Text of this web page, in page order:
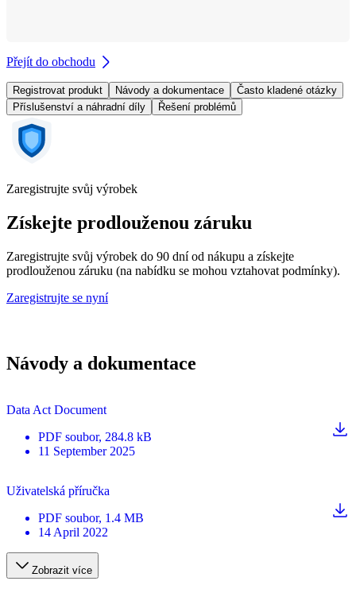
Přejít do obchodu
Registrovat produkt Návody a dokumentace
Často kladené otázky
Příslušenství a náhradní díly
Řešení problémů
Zaregistrujte svůj výrobek
Získejte prodlouženou záruku
Zaregistrujte svůj výrobek do 90 dní od nákupu a získejte
prodlouženou záruku (na nabídku se mohou vztahovat podmínky).
Zaregistrujte se nyní
Návody a dokumentace
Data Act Document
PDF soubor, 284.8 kB
11 September 2025
Uživatelská příručka
PDF soubor, 1.4 MB
14 April 2022
Zobrazit více